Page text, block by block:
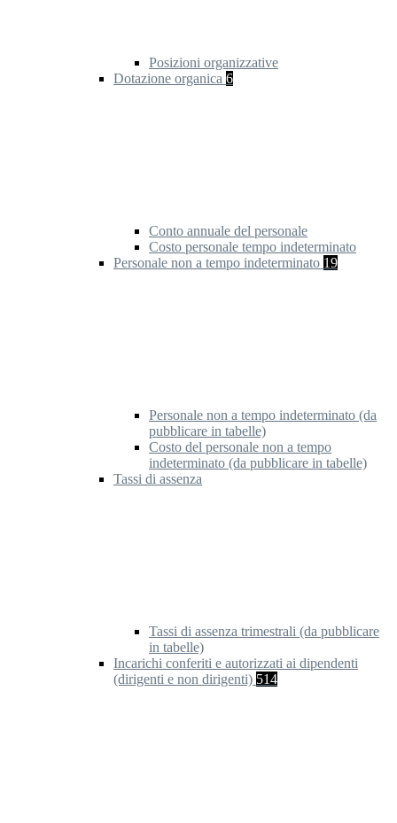
Posizioni organizzative
Dotazione organica 6
Conto annuale del personale
Costo personale tempo indeterminato
Personale non a tempo indeterminato 19
Personale non a tempo indeterminato (da
pubblicare in tabelle)
Costo del personale non a tempo
indeterminato (da pubblicare in tabelle)
Tassi di assenza
Tassi di assenza trimestrali (da pubblicare
in tabelle)
Incarichi conferiti e autorizzati ai dipendenti
(dirigenti e non dirigenti) 514